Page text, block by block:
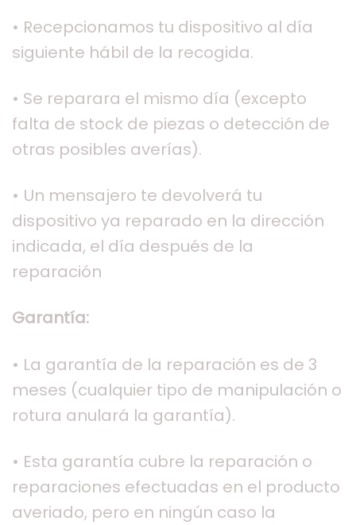
• Recepcionamos tu dispositivo al día
siguiente hábil de la recogida.
• Se reparara el mismo día (excepto
falta de stock de piezas o detección de
otras posibles averías).
• Un mensajero te devolverá tu
dispositivo ya reparado en la dirección
indicada, el día después de la
reparación
Garantía:
• La garantía de la reparación es de 3
meses (cualquier tipo de manipulación o
rotura anulará la garantía).
• Esta garantía cubre la reparación o
reparaciones efectuadas en el producto
averiado, pero en ningún caso la